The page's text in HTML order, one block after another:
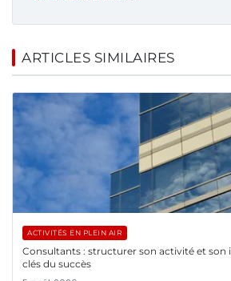
ARTICLES SIMILAIRES
ACTIVITÉS EN PLEIN AIR
Consultants : structurer son activité et son
clés du succès